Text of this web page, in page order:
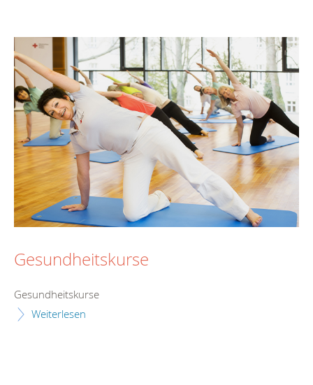
Gesundheitskurse
Gesundheitskurse
Weiterlesen